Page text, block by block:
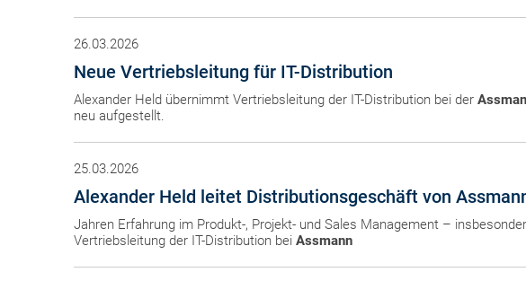
26.03.2026
Neue Vertriebsleitung für IT-Distribution
Alexander Held übernimmt Vertriebsleitung der IT-Distribution bei der
neu aufgestellt.
25.03.2026
Alexander Held leitet Distributionsgeschäft von
Jahren Erfahrung im Produkt-, Projekt- und Sales Management –
Vertriebsleitung der IT-Distribution bei Assmann